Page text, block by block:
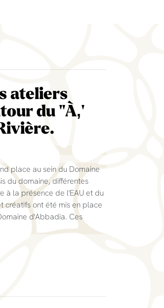
ateliers
du "À‚'
place au sein du Domaine
du domaine, différentes
à la présence de l'EAU et du
créatifs ont été mis en place
d'Abbadia. Ces